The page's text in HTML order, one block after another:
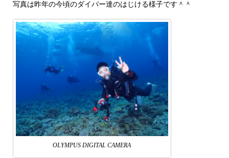
写真は昨年の今頃のダイバー達のはじける様子です＾＾
OLYMPUS DIGITAL CAMERA